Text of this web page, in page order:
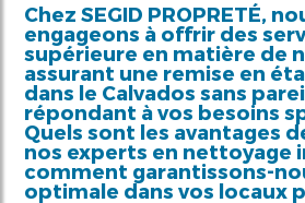
Chez SEGID PROPRETÉ,
engageons à offrir des
supérieure en matière de
assurant une remise en
dans le Calvados sans
répondant à vos besoins
Quels sont les avantages
nos experts en nettoyage
comment garantissons-
optimale dans vos locaux